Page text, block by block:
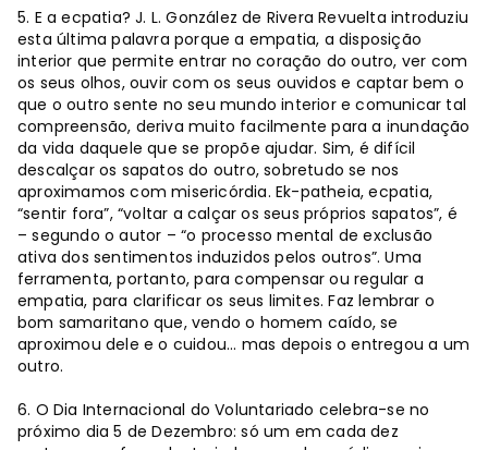
5. E a ecpatia? J. L. González de Rivera Revuelta introduziu
esta última palavra porque a empatia, a disposição
interior que permite entrar no coração do outro, ver com
os seus olhos, ouvir com os seus ouvidos e captar bem o
que o outro sente no seu mundo interior e comunicar tal
compreensão, deriva muito facilmente para a inundação
da vida daquele que se propõe ajudar. Sim, é difícil
descalçar os sapatos do outro, sobretudo se nos
aproximamos com misericórdia. Ek-patheia, ecpatia,
“sentir fora”, “voltar a calçar os seus próprios sapatos”, é
– segundo o autor – “o processo mental de exclusão
ativa dos sentimentos induzidos pelos outros”. Uma
ferramenta, portanto, para compensar ou regular a
empatia, para clarificar os seus limites. Faz lembrar o
bom samaritano que, vendo o homem caído, se
aproximou dele e o cuidou... mas depois o entregou a um
outro.
6. O Dia Internacional do Voluntariado celebra-se no
próximo dia 5 de Dezembro: só um em cada dez